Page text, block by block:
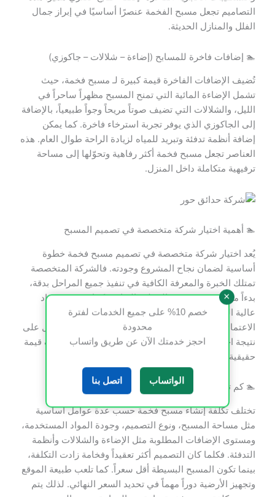
التصاميم تجعل مسبح الفخمة عنصرًا أساسيًا في إبراز جمال
الفلل والمنازل الحديثة.
🏊 إضافات فاخرة للمسابح (إضاءة – شلالات – جاكوزي)
تُضيف الإضافات الفاخرة قيمة كبيرة لـ مسبح فخمة، حيث
تشمل الإضاءة المائية التي تمنح المسبح مظهراً ساحراً في
الليل، والشلالات التي تضيف صوتاً مريحاً وجواً طبيعياً، بالإضافة
إلى الجاكوزي الذي يوفر تجربة استرخاء فاخرة. كما يمكن
إضافة أنظمة تدفئة وتبريد للمياه لزيادة الراحة طوال العام. هذه
العناصر تجعل مسبح فخمة أكثر رفاهية وتحوّلها إلى مساحة
ترفيهية متكاملة داخل المنزل.
🏊 أهمية اختيار شركة متخصصة في تصميم المسبح
يُعد اختيار شركة متخصصة في تصميم مسبح فخمة خطوة
أساسية لضمان نجاح المشروع وجودته. فالشركة المتخصصة
تمتلك الخبرة والمعرفة الكافية في تنفيذ جميع المراحل بدقة،
بدءاً من التصميم وحتى التسليم النهائي. كما تستخدم مواد
عالية الجودة وتقنيات حديثة تضمن السلامة والمتانة. إن
الاعتماد على خبراء في تنفيذ مسبح فخمة يضمن الحصول على
نتيجة احترافية تجمع بين الجمال والأمان والراحة، وتضيف قيمة
حقيقية للمنزل أو الفيلا.
🏊 كم تكلفة إنشاء مسابح؟
تختلف تكلفة إنشاء مسبح فخمة حسب عدة عوامل أساسية
مثل مساحة المسبح، ونوع التصميم، وجودة المواد المستخدمة،
ومستوى الإضافات المطلوبة مثل الإضاءة والشلالات وأنظمة
التدفئة. فكلما كان التصميم أكثر تعقيداً وفخامة زادت التكلفة،
بينما تكون المسبح البسيطة أقل سعراً. كما تلعب طبيعة الموقع
وتجهيز الأرضية دوراً مهماً في تحديد السعر النهائي. لذلك يتم
×
خصم 10% على جميع الخدمات لفترة
محدودة
احجز خدمتك الآن عن طريق واتساب
الواتساب اتصل بنا